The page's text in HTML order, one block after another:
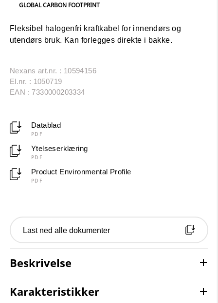
GLOBAL CARBON FOOTPRINT
Fleksibel halogenfri kraftkabel for innendørs og
utendørs bruk. Kan forlegges direkte i bakke.
Nexans art.nr. : 10594156
El.nr. : 1050719
EAN : 7330000203334
Datablad
PDF
Ytelseserklæring
PDF
Product Environmental Profile
PDF
Last ned alle dokumenter
Beskrivelse
Karakteristikker